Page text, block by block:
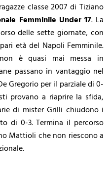
classe 2007 di Tiziano
Femminile Under 17. La
delle sette giornate, con
età del Napoli Femminile.
è quasi mai messa in
passano in vantaggio nel
Gregorio per il parziale di 0-
provano a riaprire la sfida,
di mister Grilli chiudono i
di 0-3. Termina il percorso
Mattioli che non riescono a